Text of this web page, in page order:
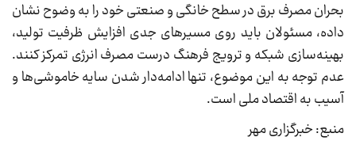
بحران مصرف برق در سطح خانگی و صنعتی خود را به وضوح نشان
داده، مسئولان باید روی مسیرهای جدی افزایش ظرفیت تولید،
بهینه‌سازی شبکه و ترویج فرهنگ درست مصرف انرژی تمرکز کنند.
عدم توجه به این موضوع، تنها ادامه‌دار شدن سایه خاموشی‌ها و
آسیب به اقتصاد ملی است.
منبع: خبرگزاری مهر